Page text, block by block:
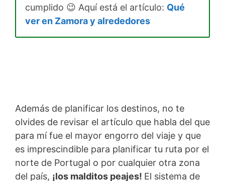
cumplido 😉 Aquí está el artículo: Qué
ver en Zamora y alrededores
Además de planificar los destinos, no te
olvides de revisar el artículo que habla del que
para mí fue el mayor engorro del viaje y que
es imprescindible para planificar tu ruta por el
norte de Portugal o por cualquier otra zona
del país, ¡los malditos peajes! El sistema de